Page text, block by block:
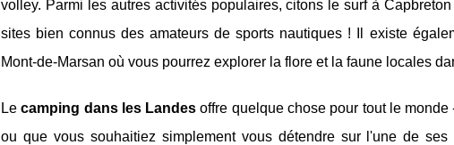
volley. Parmi les autres activités populaires, citons le surf à
sites bien connus des amateurs de sports nautiques ! Il existe
Mont-de-Marsan où vous pourrez explorer la flore et la faune locales
Lecamping dans les Landes offre quelque chose pour tout le
ou que vous souhaitiez simplement vous détendre sur l'une de